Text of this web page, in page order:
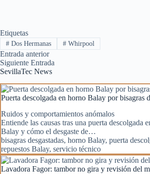
Etiquetas
#Dos Hermanas #Whirpool
Entrada anterior
Siguiente Entrada
SevillaTec News
Puerta descolgada en horno Balay por bisagras
Ruidos y comportamientos anómalos
Entiende las causas tras una puerta descolgada
Balay y cómo el desgaste de…
bisagras desgastadas, horno Balay, puerta
repuestos Balay, servicio técnico
Lavadora Fagor: tambor no gira y revisión del